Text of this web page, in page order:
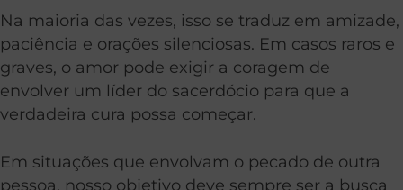
Na maioria das vezes, isso se traduz em amizade,
paciência e orações silenciosas. Em casos raros e
graves, o amor pode exigir a coragem de
envolver um líder do sacerdócio para que a
verdadeira cura possa começar.
Em situações que envolvam o pecado de outra
pessoa, nosso objetivo deve sempre ser a busca